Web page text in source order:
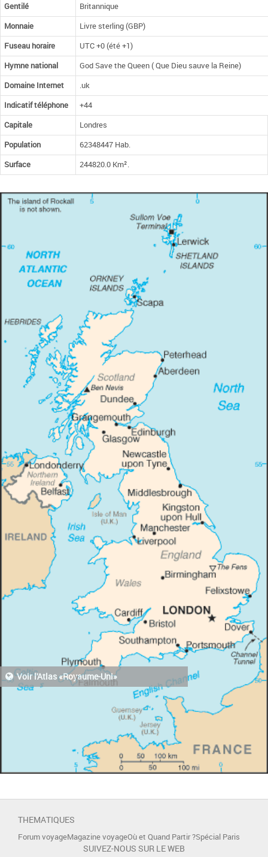
Gentilé
Britannique
Monnaie
Livre sterling (GBP)
Fuseau horaire
UTC +0 (été +1)
Hymne national
God Save the Queen ( Que Dieu sauve la Reine)
Domaine Internet
.uk
Indicatif téléphone
+44
Capitale
Londres
Population
62348447 Hab.
Surface
244820.0 Km².
Voir l'Atlas «Royaume-Uni»
THEMATIQUES
Forum voyageMagazine voyageOù et Quand Partir ?Spécial Paris
SUIVEZ-NOUS SUR LE WEB